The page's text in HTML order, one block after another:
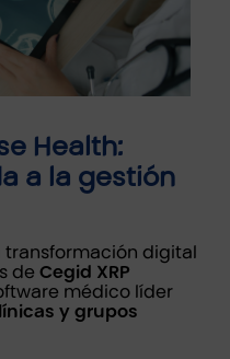
Health:
a la gestión
transformación digital
de Cegid XRP
médico líder
y grupos